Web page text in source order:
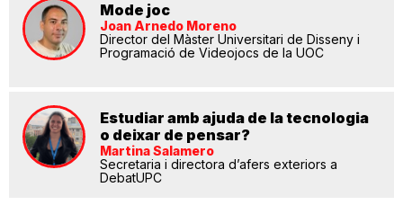
Mode joc
Joan Arnedo Moreno
Director del Màster Universitari de Disseny i
Programació de Videojocs de la UOC
Estudiar amb ajuda de la tecnologia
o deixar de pensar?
Martina Salamero
Secretaria i directora d’afers exteriors a
DebatUPC